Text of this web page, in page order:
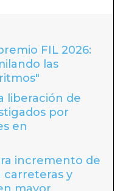
FIL 2026:
las
liberación de
por
en
incremento de
carreteras y